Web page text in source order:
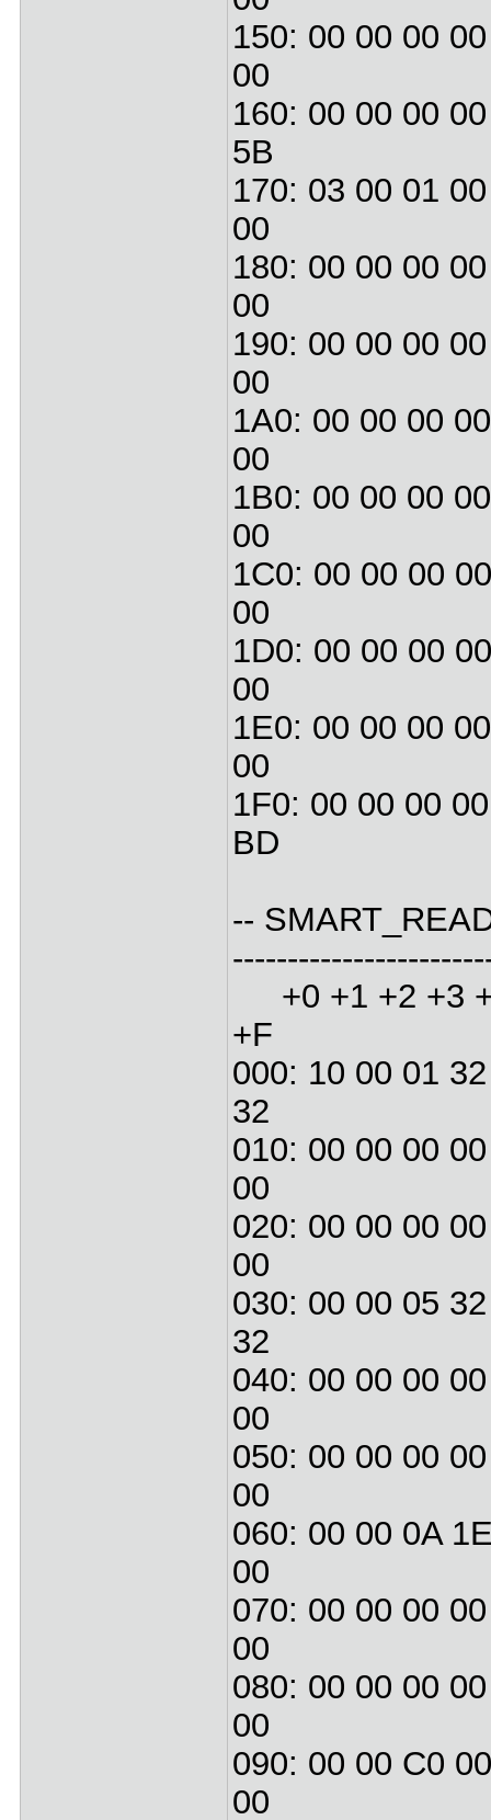
150: 00 00 00
00
160: 00 00 00
5B
170: 03 00 01
00
180: 00 00 00
00
190: 00 00 00
00
1A0: 00 00 00
00
1B0: 00 00 00
00
1C0: 00 00 00
00
1D0: 00 00 00
00
1E0: 00 00 00
00
1F0: 00 00 00
BD
--
+0 +1 +2 +3
+F
000: 10 00 01
32
010: 00 00 00
00
020: 00 00 00
00
030: 00 00 05
32
040: 00 00 00
00
050: 00 00 00
00
060: 00 00 0A
00
070: 00 00 00
00
080: 00 00 00
00
090: 00 00 C0
00